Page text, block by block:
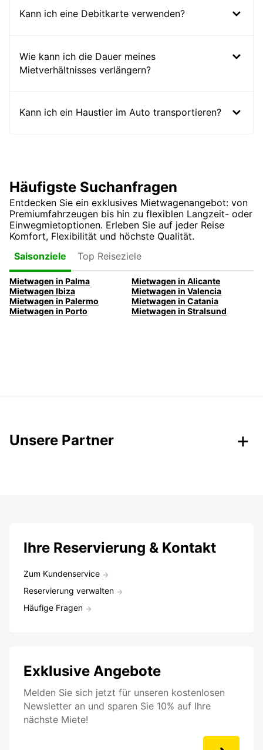
Kann ich eine Debitkarte verwenden?
Wie kann ich die Dauer meines
Mietverhältnisses verlängern?
Kann ich ein Haustier im Auto transportieren?
Häufigste Suchanfragen
Entdecken Sie ein exklusives Mietwagenangebot: von
Premiumfahrzeugen bis hin zu flexiblen Langzeit- oder
Einwegmietoptionen. Erleben Sie auf jeder Reise
Komfort, Flexibilität und höchste Qualität.
Saisonziele
Top Reiseziele
Mietwagen in Palma
Mietwagen in Alicante
Mietwagen Ibiza
Mietwagen in Valencia
Mietwagen in Palermo
Mietwagen in Catania
Mietwagen in Porto
Mietwagen in Stralsund
Unsere Partner
Ihre Reservierung & Kontakt
Zum Kundenservice
Reservierung verwalten
Häufige Fragen
Exklusive Angebote
Melden Sie sich jetzt für unseren kostenlosen
Newsletter an und sparen Sie 10% auf Ihre
nächste Miete!